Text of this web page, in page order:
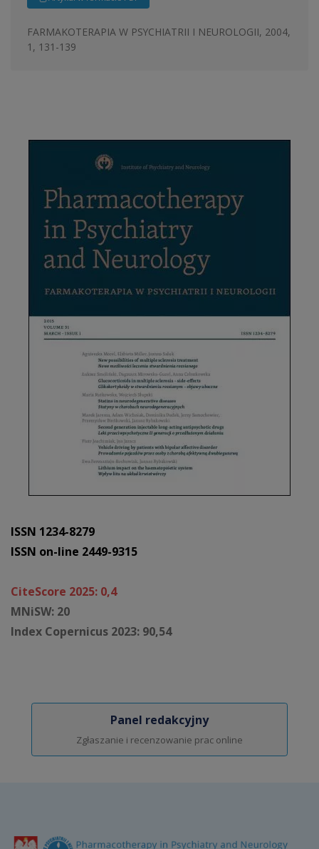
ISSN 1234-8279
ISSN on-line 2449-9315
CiteScore 2025: 0,4
MNiSW: 20
Index Copernicus 2023: 90,54
Panel redakcyjny
Zgłaszanie i recenzowanie prac online
FARMAKOTERAPIA W PSYCHIATRII I NEUROLOGII, 2004,
1, 131-139